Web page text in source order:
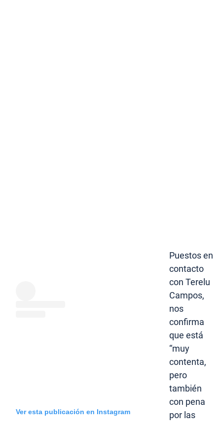
Ver esta publicación en Instagram
Puestos en
contacto
con Terelu
Campos,
nos
confirma
que está
“muy
contenta,
pero
también
con pena
por las